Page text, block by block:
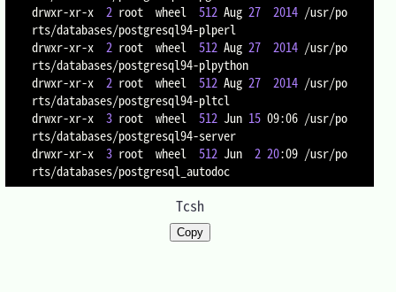
drwxr-xr-x 2 root  wheel 512 Aug 27 2014 /usr/po
rts/databases/postgresql94-plperl
drwxr-xr-x 2 root  wheel 512 Aug 27 2014 /usr/po
rts/databases/postgresql94-plpython
drwxr-xr-x 2 root  wheel 512 Aug 27 2014 /usr/po
rts/databases/postgresql94-pltcl
drwxr-xr-x 3 root  wheel 512 Jun 15 09:06 /usr/po
rts/databases/postgresql94-server
drwxr-xr-x 3 root  wheel 512 Jun 2 20:09 /usr/po
Tcsh
Copy